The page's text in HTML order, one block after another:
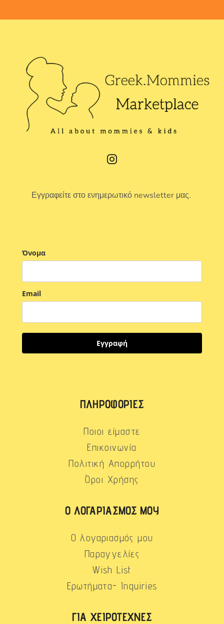
Εγγραφείτε στο ενημερωτικό newsletter μας.
Όνομα
Email
Εγγραφή
ΠΛΗΡΟΦΟΡΊΕΣ
Ποιοι είμαστε
Επικοινωνία
Πολιτική Απορρήτου
Όροι Χρήσης
Ο ΛΟΓΑΡΙΑΣΜΌΣ ΜΟΥ
Ο λογαριασμός μου
Παραγγελίες
Wish List
Ερωτήματα- Inquiries
ΓΙΑ ΧΕΙΡΟΤΈΧΝΕΣ